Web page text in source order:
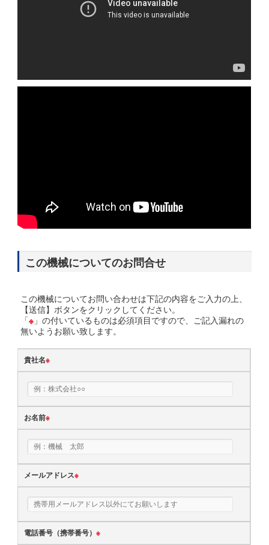
この機械についてのお問合せ
この機械についてお問い合わせは下記の内容をご入力の上、
【送信】ボタンをクリックしてください。
「※ 」の付いているものは必須項目ですので、ご記入漏れの
無いようお願い致します。
貴社名※
お名前※
メールアドレス※
電話番号（携帯番号）※